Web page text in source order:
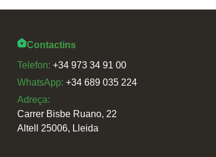
Contactins
Telefon: +34 973 34 91 00
WhatsApp: +34 689 035 224
Adreça:
Carrer Bisbe Ruano, 22
Altell 25006, Lleida